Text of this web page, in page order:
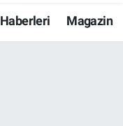
Magazin